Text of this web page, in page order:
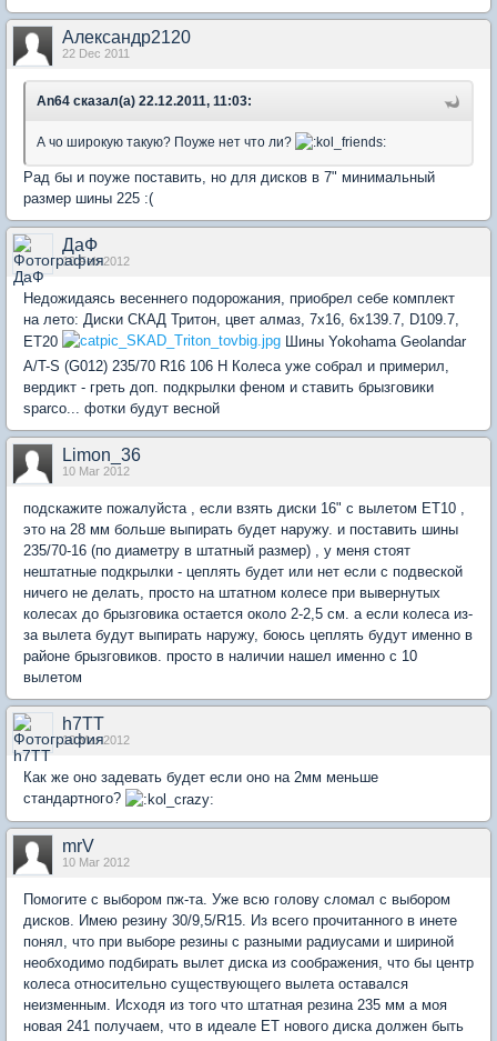
Александр2120
22 Dec 2011
An64 сказал(а) 22.12.2011, 11:03:
А чо широкую такую? Поуже нет что ли?
Рад бы и поуже поставить, но для дисков в 7" минимальный
размер шины 225 :(
ДаФ
10 Feb 2012
Недожидаясь весеннего подорожания, приобрел себе комплект
на лето: Диски СКАД Тритон, цвет алмаз, 7x16, 6x139.7, D109.7,
ET20
Шины Yokohama Geolandar
A/T-S (G012) 235/70 R16 106 H Колеса уже собрал и примерил,
вердикт - греть доп. подкрылки феном и ставить брызговики
sparco... фотки будут весной
Limon_36
10 Mar 2012
подскажите пожалуйста , если взять диски 16" с вылетом ЕТ10 ,
это на 28 мм больше выпирать будет наружу. и поставить шины
235/70-16 (по диаметру в штатный размер) , у меня стоят
нештатные подкрылки - цеплять будет или нет если с подвеской
ничего не делать, просто на штатном колесе при вывернутых
колесах до брызговика остается около 2-2,5 см. а если колеса из-
за вылета будут выпирать наружу, боюсь цеплять будут именно в
районе брызговиков. просто в наличии нашел именно с 10
вылетом
h7TT
10 Mar 2012
Как же оно задевать будет если оно на 2мм меньше
стандартного?
mrV
10 Mar 2012
Помогите с выбором пж-та. Уже всю голову сломал с выбором
дисков. Имею резину 30/9,5/R15. Из всего прочитанного в инете
понял, что при выборе резины с разными радиусами и шириной
необходимо подбирать вылет диска из соображения, что бы центр
колеса относительно существующего вылета оставался
неизменным. Исходя из того что штатная резина 235 мм а моя
новая 241 получаем, что в идеале ЕТ нового диска должен быть